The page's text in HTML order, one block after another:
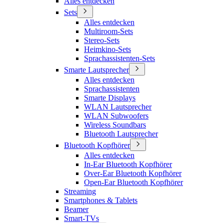
Sets
Alles entdecken
Multiroom-Sets
Stereo-Sets
Heimkino-Sets
Sprachassistenten-Sets
Smarte Lautsprecher
Alles entdecken
Sprachassistenten
Smarte Displays
WLAN Lautsprecher
WLAN Subwoofers
Wireless Soundbars
Bluetooth Lautsprecher
Bluetooth Kopfhörer
Alles entdecken
In-Ear Bluetooth Kopfhörer
Over-Ear Bluetooth Kopfhörer
Open-Ear Bluetooth Kopfhörer
Streaming
Smartphones & Tablets
Beamer
Smart-TVs